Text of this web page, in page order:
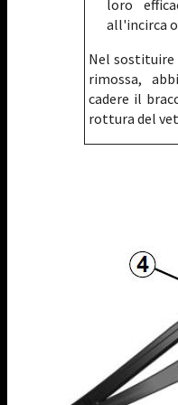
loro
all'incirca
Nel sostituire
rimossa,
cadere il
rottura del